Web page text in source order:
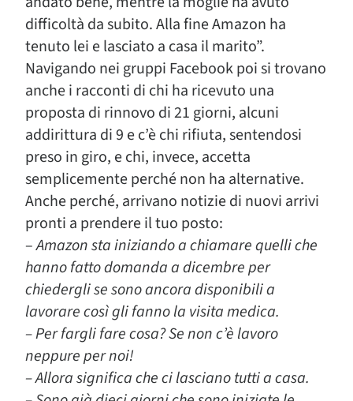
difficoltà da subito. Alla fine Amazon ha
tenuto lei e lasciato a casa il marito”.
Navigando nei gruppi Facebook poi si trovano
anche i racconti di chi ha ricevuto una
proposta di rinnovo di 21 giorni, alcuni
addirittura di 9 e c’è chi rifiuta, sentendosi
preso in giro, e chi, invece, accetta
semplicemente perché non ha alternative.
Anche perché, arrivano notizie di nuovi arrivi
pronti a prendere il tuo posto:
–Amazon sta iniziando a chiamare quelli che
hanno fatto domanda a dicembre per
chiedergli se sono ancora disponibili a
lavorare così gli fanno la visita medica.
– Per fargli fare cosa? Se non c’è lavoro
neppure per noi!
– Allora significa che ci lasciano tutti a casa.